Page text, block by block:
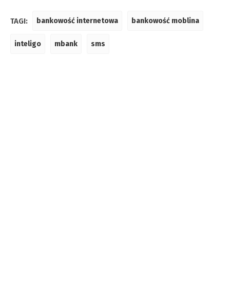
TAGI: bankowość internetowa bankowość moblina
inteligo mbank sms